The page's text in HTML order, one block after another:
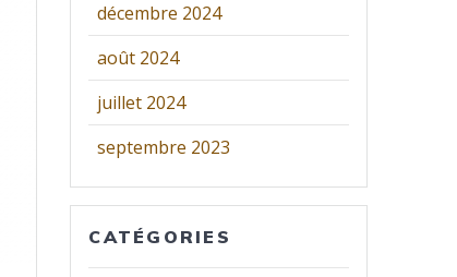
décembre 2024
août 2024
juillet 2024
septembre 2023
CATÉGORIES